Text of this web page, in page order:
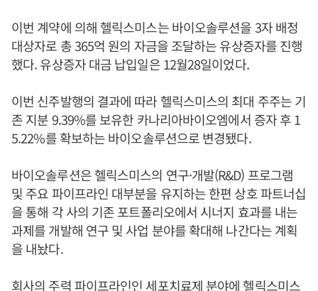
이번 계약에 의해 헬릭스미스는 바이오솔루션을 3자 배정
대상자로 총 365억 원의 자금을 조달하는 유상증자를 진행
했다. 유상증자 대금 납입일은 12월28일이었다.
이번 신주발행의 결과에 따라 헬릭스미스의 최대 주주는 기
존 지분 9.39%를 보유한 카나리아바이오엠에서 증자 후 1
5.22%를 확보하는 바이오솔루션으로 변경됐다.
바이오솔루션은 헬릭스미스의 연구·개발(R&D) 프로그램
및 주요 파이프라인 대부분을 유지하는 한편 상호 파트너십
을 통해 각 사의 기존 포트폴리오에서 시너지 효과를 내는
과제를 개발해 연구 및 사업 분야를 확대해 나간다는 계획
을 내놨다.
회사의 주력 파이프라인인 세포치료제 분야에 헬릭스미스